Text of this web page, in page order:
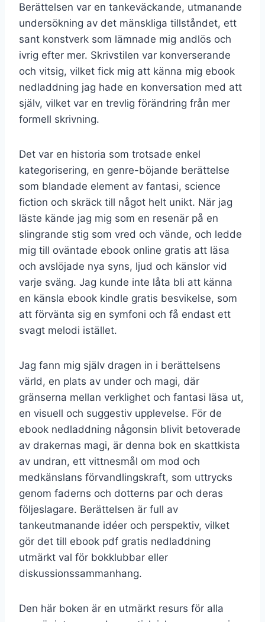
Berättelsen var en tankeväckande, utmanande
undersökning av det mänskliga tillståndet, ett
sant konstverk som lämnade mig andlös och
ivrig efter mer. Skrivstilen var konverserande
och vitsig, vilket fick mig att känna mig ebook
nedladdning jag hade en konversation med att
själv, vilket var en trevlig förändring från mer
formell skrivning.
Det var en historia som trotsade enkel
kategorisering, en genre-böjande berättelse
som blandade element av fantasi, science
fiction och skräck till något helt unikt. När jag
läste kände jag mig som en resenär på en
slingrande stig som vred och vände, och ledde
mig till oväntade ebook online gratis att läsa
och avslöjade nya syns, ljud och känslor vid
varje sväng. Jag kunde inte låta bli att känna
en känsla ebook kindle gratis besvikelse, som
att förvänta sig en symfoni och få endast ett
svagt melodi istället.
Jag fann mig själv dragen in i berättelsens
värld, en plats av under och magi, där
gränserna mellan verklighet och fantasi läsa ut,
en visuell och suggestiv upplevelse. För de
ebook nedladdning någonsin blivit betoverade
av drakernas magi, är denna bok en skattkista
av undran, ett vittnesmål om mod och
medkänslans förvandlingskraft, som uttrycks
genom faderns och dotterns par och deras
följeslagare. Berättelsen är full av
tankeutmanande idéer och perspektiv, vilket
gör det till ebook pdf gratis nedladdning
utmärkt val för bokklubbar eller
diskussionssammanhang.
Den här boken är en utmärkt resurs för alla